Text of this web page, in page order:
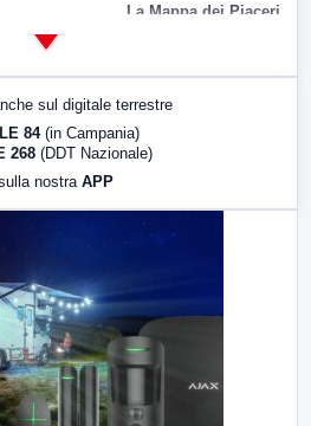
La Mappa dei Piaceri
sul digitale terrestre
84 (in Campania)
268 (DDT Nazionale)
nostra APP